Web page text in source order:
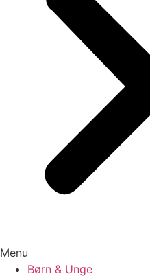
Menu
Børn & Unge